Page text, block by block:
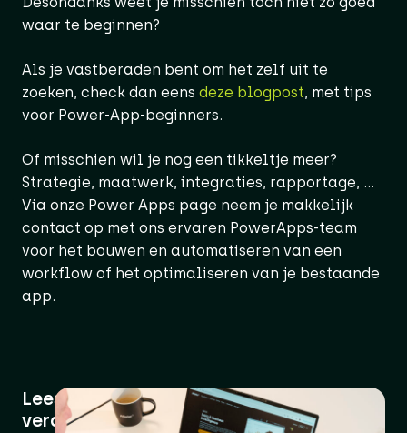
waar te beginnen?
Als je vastberaden bent om het zelf uit te
zoeken, check dan eens deze blogpost, met tips
voor Power-App-beginners.
Of misschien wil je nog een tikkeltje meer?
Strategie, maatwerk, integraties, rapportage, …
Via onze Power Apps page neem je makkelijk
contact op met ons ervaren PowerApps-team
voor het bouwen en automatiseren van een
workflow of het optimaliseren van je bestaande
app.
Lees
verder